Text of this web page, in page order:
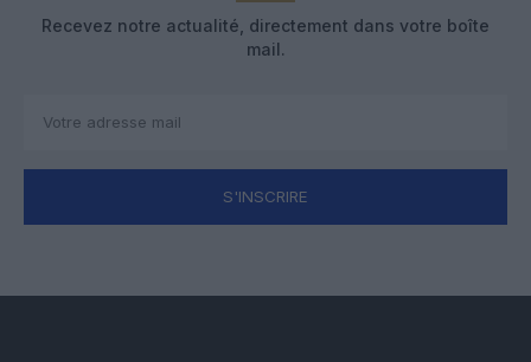
Recevez notre actualité, directement dans votre boîte
mail.
S'INSCRIRE